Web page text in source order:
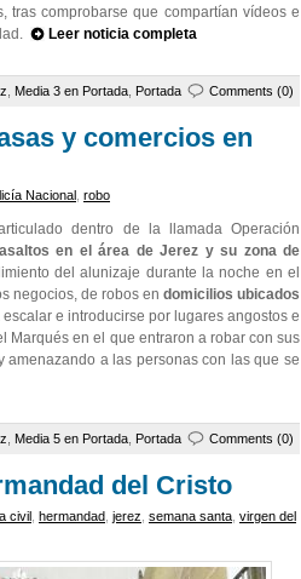
tras comprobarse que compartían vídeos e
Leer noticia completa
Media 3 en Portada Portada Comments (0)
y comercios en
Nacional robo
dentro de la llamada Operación
en el área de Jerez y su zona de
del alunizaje durante la noche en el
negocios, de robos en domicilios ubicados
e introducirse por lugares angostos e
Marqués en el que entraron a robar con sus
a las personas con las que se
Media 5 en Portada Portada Comments (0)
del Cristo
civil hermandad jerez semana santa virgen del